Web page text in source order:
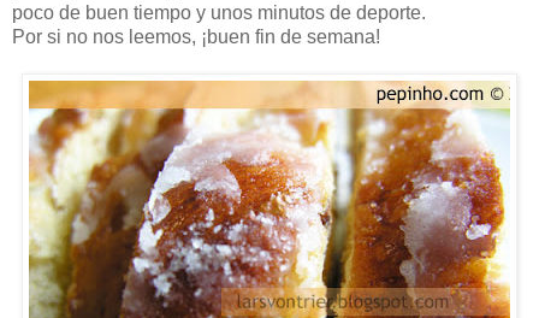
poco de buen tiempo y unos minutos de deporte.
Por si no nos leemos, ¡buen fin de semana!